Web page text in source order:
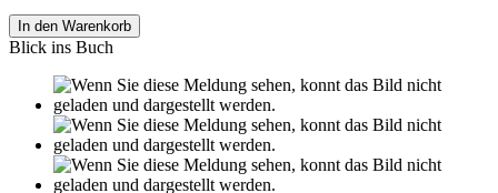
In den Warenkorb
Blick ins Buch